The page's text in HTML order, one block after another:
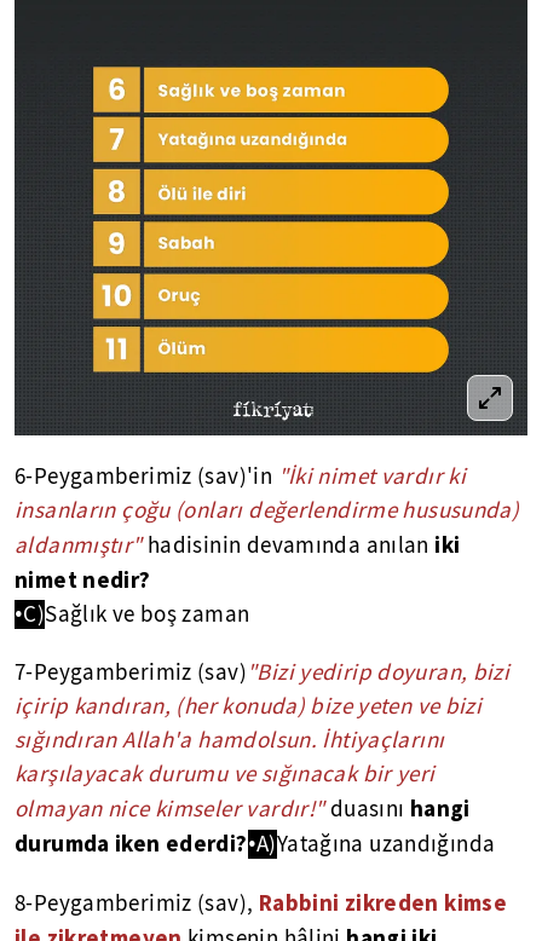
6-Peygamberimiz (sav)'in "İki nimet vardır ki
insanların çoğu (onları değerlendirme hususunda)
aldanmıştır"hadisinin devamında anılan iki
nimet nedir?
•C)Sağlık ve boş zaman
7-Peygamberimiz (sav) "Bizi yedirip doyuran, bizi
içirip kandıran, (her konuda) bize yeten ve bizi
sığındıran Allah'a hamdolsun. İhtiyaçlarını
karşılayacak durumu ve sığınacak bir yeri
olmayan nice kimseler vardır!"duasını hangi
durumda iken ederdi?•A)Yatağına uzandığında
8-Peygamberimiz (sav), Rabbini zikreden kimse